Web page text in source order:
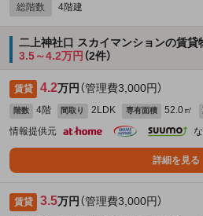
総階数 4階建
二上神社口 スカイマンションの賃貸
3.5～4.2万円 （2件）
賃貸 4.2万円 （管理費3,000円）
階数 4階 間取り 2LDK 専有面積 52.0㎡
情報提供元
詳細を見る
賃貸 3.5万円 （管理費3,000円）